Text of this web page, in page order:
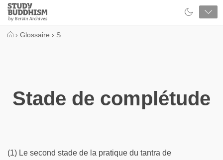
Close
Study
Buddhism
› Glossaire › S
Stade de complétude
(1) Le second stade de la pratique du tantra de